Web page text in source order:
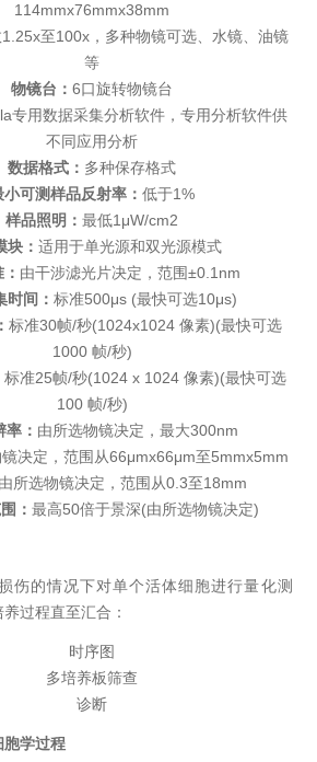
114mmx76mmx38mm
至100x，多种物镜可选、水镜、油镜
等
物镜台： 6口旋转物镜台
专用数据采集分析软件，专用分析软件供
不同应用分析
数据格式： 多种保存格式
小可测样品反射率： 低于1%
样品照明： 最低1μW/cm2
块： 适用于单光源和双光源模式
由干涉滤光片决定，范围±0.1nm
时间： 标准500μs (最快可选10μs)
标准30帧/秒(1024x1024 像素)(最快可选
1000 帧/秒)
标准25帧/秒(1024 x 1024 像素)(最快可选
100 帧/秒)
： 由所选物镜决定，最大300nm
决定，范围从66μmx66μm至5mmx5mm
由所选物镜决定，范围从0.3至18mm
： 最高50倍于景深(由所选物镜决定)
伤的情况下对单个活体细胞进行量化测
过程直至汇合：
时序图
多培养板筛查
诊断
胞学过程